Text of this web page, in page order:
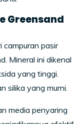
Greensand
campuran pasir
Mineral ini dikenal
yang tinggi.
silika yang murni.
media penyaring